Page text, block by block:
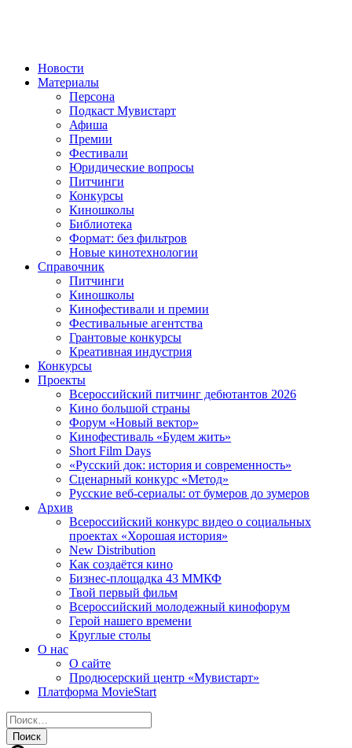
Новости
Материалы
Персона
Подкаст Мувистарт
Афиша
Премии
Фестивали
Юридические вопросы
Питчинги
Конкурсы
Киношколы
Библиотека
Формат: без фильтров
Новые кинотехнологии
Справочник
Питчинги
Киношколы
Кинофестивали и премии
Фестивальные агентства
Грантовые конкурсы
Креативная индустрия
Конкурсы
Проекты
Всероссийский питчинг дебютантов 2026
Кино большой страны
Форум «Новый вектор»
Кинофестиваль «Будем жить»
Short Film Days
«Русский док: история и современность»
Сценарный конкурс «Метод»
Русские веб-сериалы: от бумеров до зумеров
Архив
Всероссийский конкурс видео о социальных
проектах «Хорошая история»
New Distribution
Как создаётся кино
Бизнес-площадка 43 ММКФ
Твой первый фильм
Всероссийский молодежный кинофорум
Герой нашего времени
Круглые столы
О нас
О сайте
Продюсерский центр «Мувистарт»
Платформа MovieStart